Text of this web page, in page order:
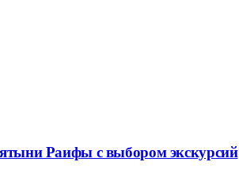
Раифы с выбором экскурсий